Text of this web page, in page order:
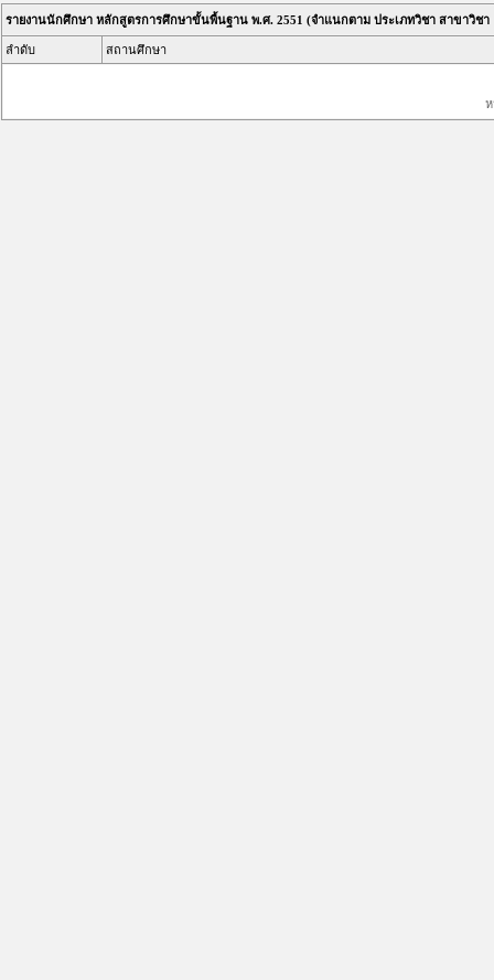
รายงานนักศึกษา หลักสูตรการศึกษาขั้นพื้นฐาน พ.ศ. 2551 (จำแนกตาม ประเภทวิชา สาขาวิ
ลำดับ สถานศึกษา